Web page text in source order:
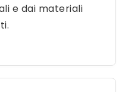
e dai materiali